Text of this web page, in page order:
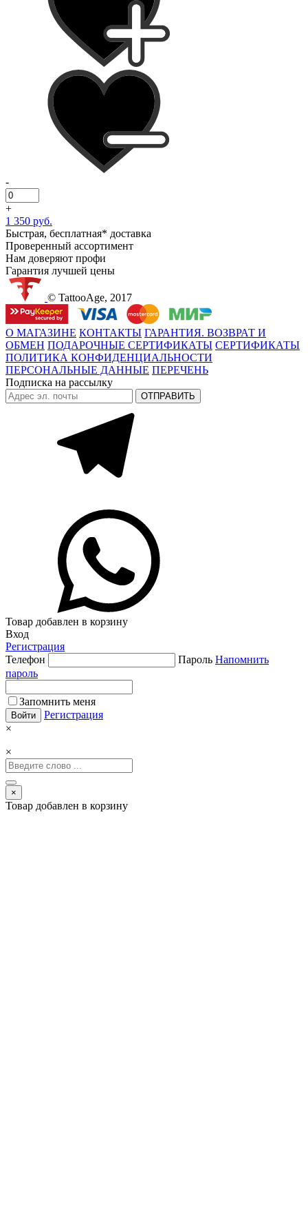
-
+
1 350 руб.
Быстрая, бесплатная* доставка
Проверенный ассортимент
Нам доверяют профи
Гарантия лучшей цены
© TattooAge, 2017
О МАГАЗИНЕ КОНТАКТЫ ГАРАНТИЯ. ВОЗВРАТ И
ОБМЕН ПОДАРОЧНЫЕ СЕРТИФИКАТЫ СЕРТИФИКАТЫ
ПОЛИТИКА КОНФИДЕНЦИАЛЬНОСТИ
ПЕРСОНАЛЬНЫЕ ДАННЫЕ ПЕРЕЧЕНЬ
Подписка на рассылку
Товар добавлен в корзину
Вход
Регистрация
Телефон
Пароль Напомнить
пароль
Запомнить меня
Регистрация
×
×
×
Товар добавлен в корзину